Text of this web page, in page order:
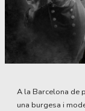
A la Barcelona de
una burgesa i